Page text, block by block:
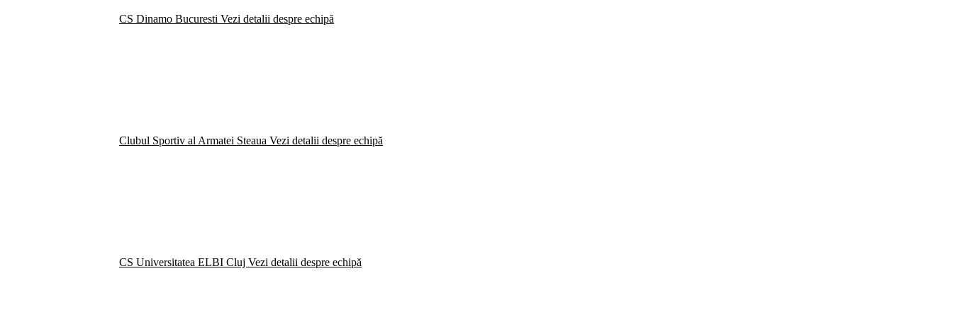
CS Dinamo Bucuresti Vezi detalii despre echipă
Clubul Sportiv al Armatei Steaua Vezi detalii despre echipă
CS Universitatea ELBI Cluj Vezi detalii despre echipă